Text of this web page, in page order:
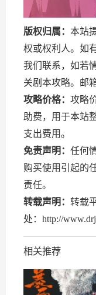
版权归属： 本站
权或权利人。如
我们联系，如若
关剧本攻略。邮
攻略价格： 攻略
助费，用于本站
支出费用。
免责声明： 任何
购买使用引起的
责任。
转载声明： 转载
处：http://
相关推荐